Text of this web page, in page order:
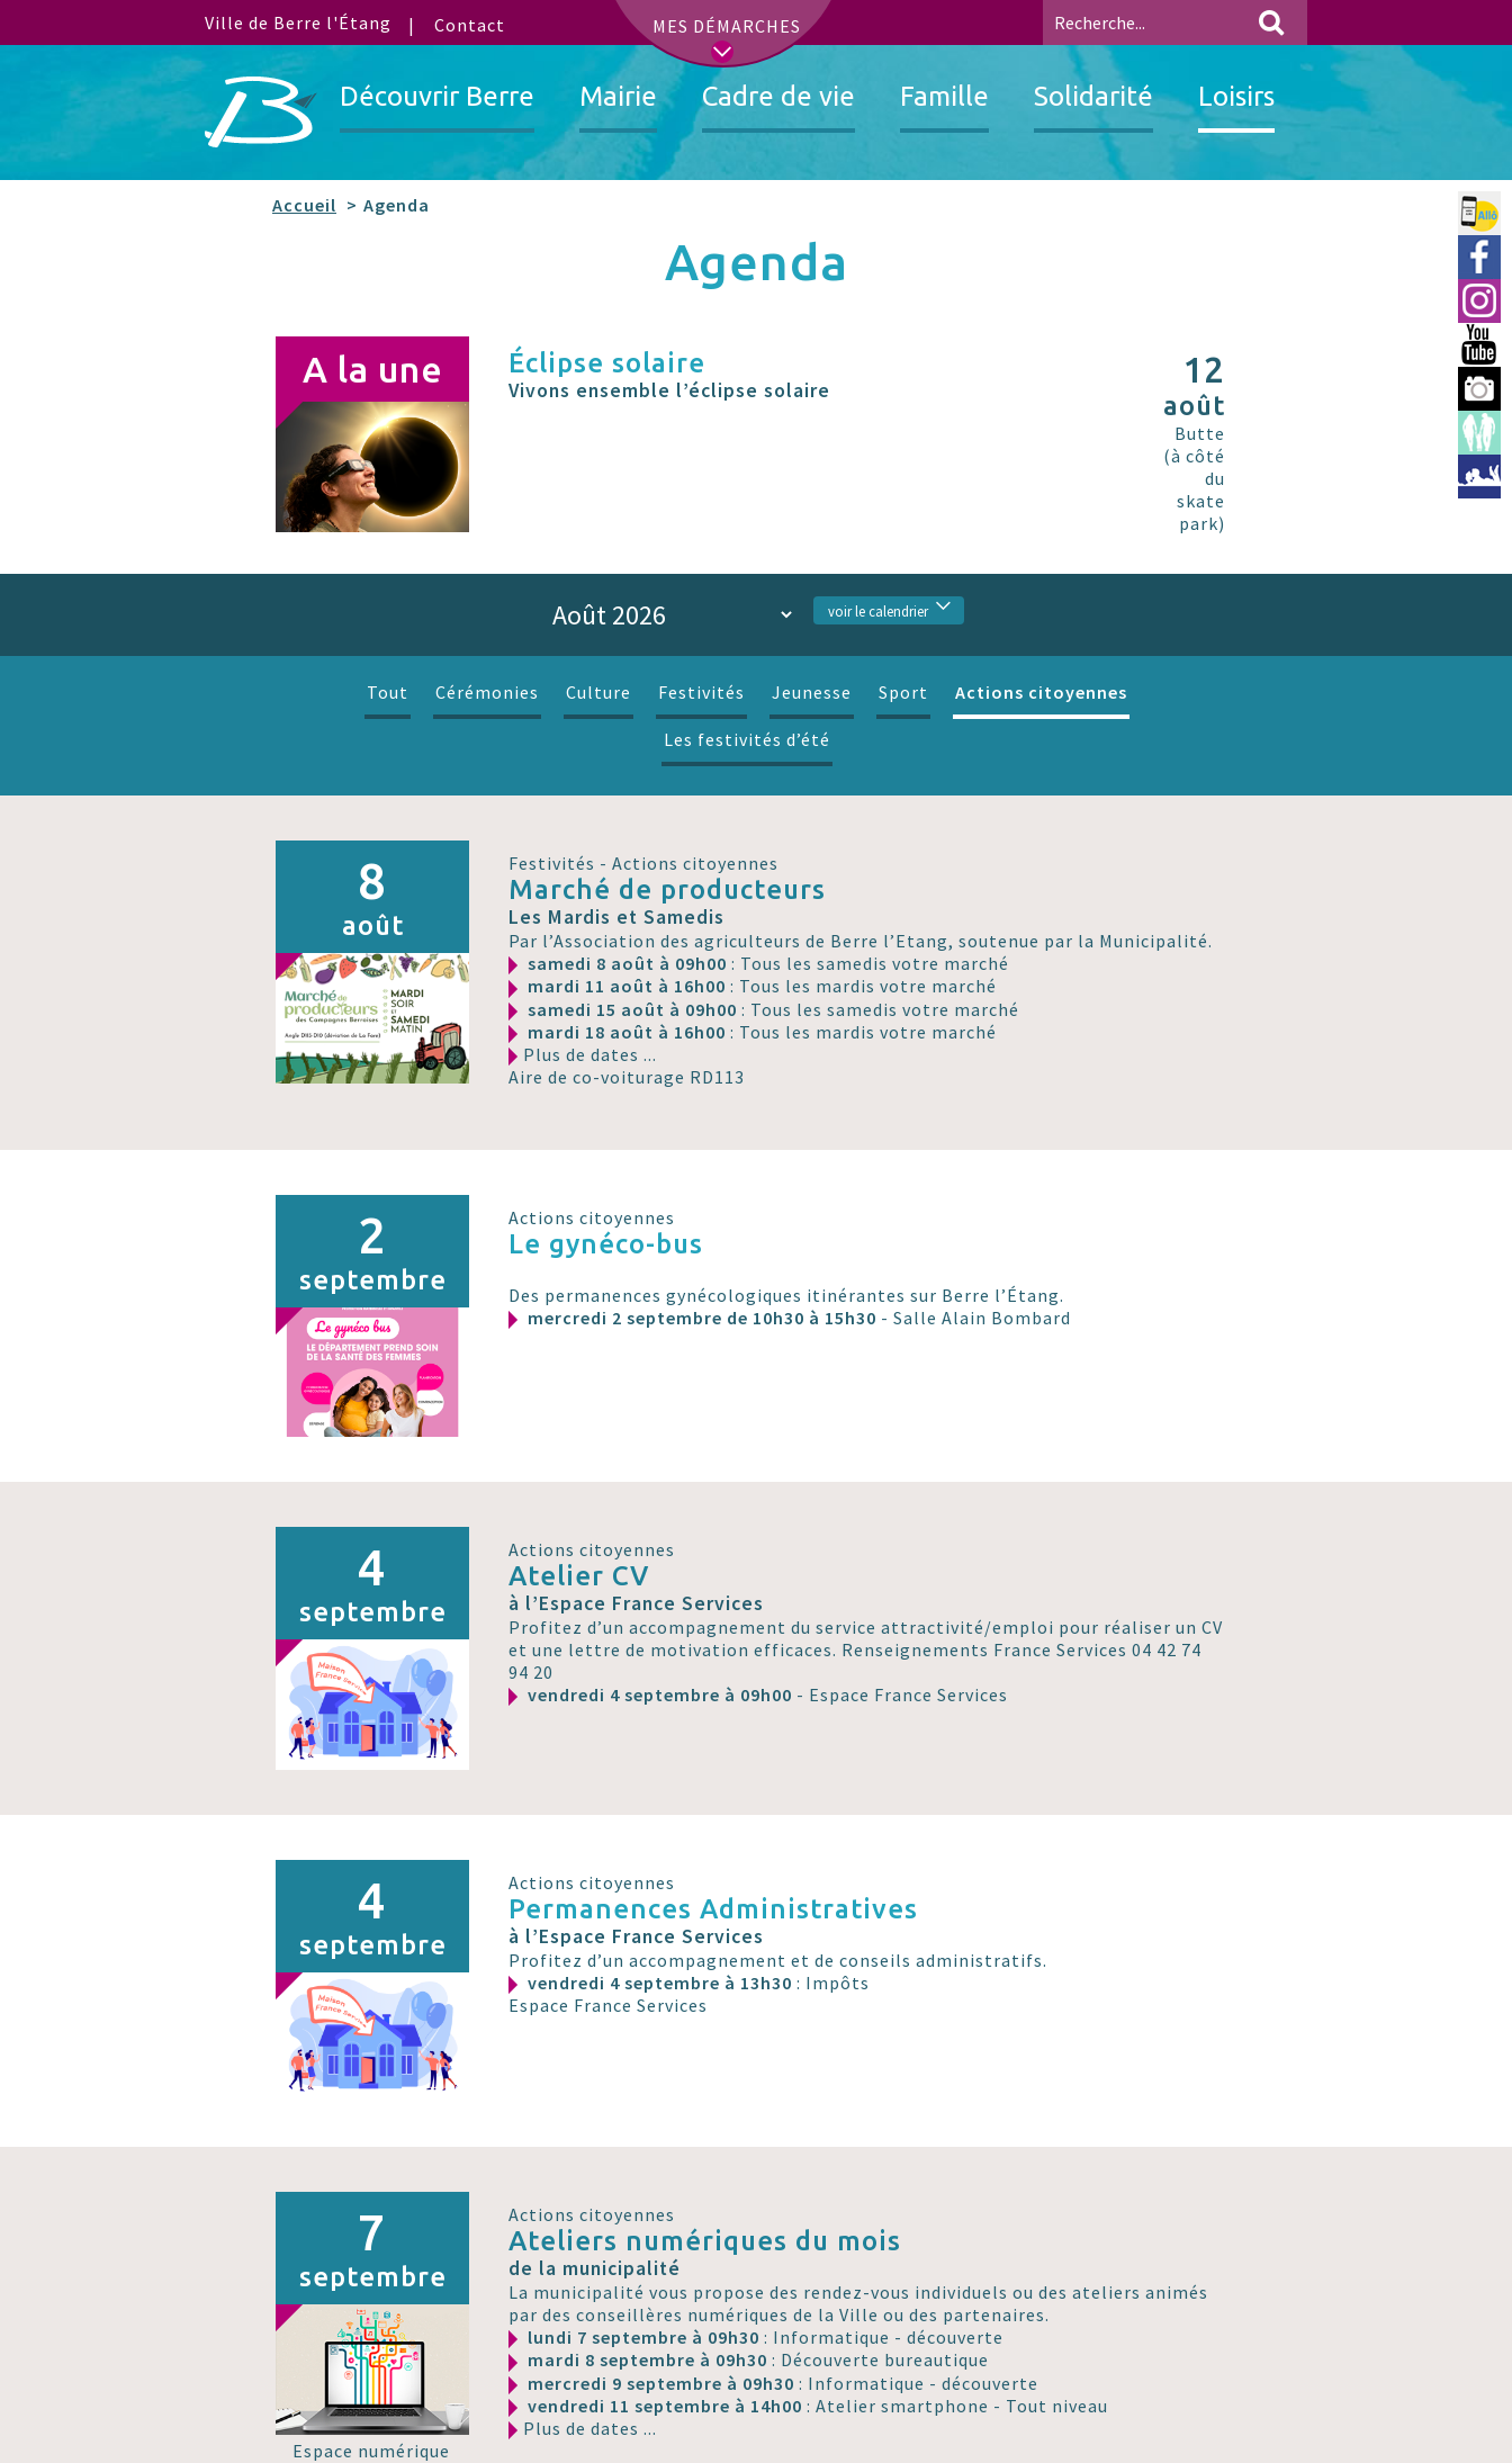
Ville de Berre l'Étang MES DÉMARCHES
Contact
Découvrir Berre Mairie Cadre de vie Famille Solidarité Loisirs
Allo
Ville
You
Accueil Agenda
Agenda
A la une Éclipse solaire
Vivons ensemble l’éclipse solaire
12
août
Butte
(à côté
du
skate
park)
voir le calendrier
Tout Cérémonies Culture Festivités Jeunesse Sport Actions citoyennes
Les festivités d’été
8
août
Festivités - Actions citoyennes
Marché de producteurs
Les Mardis et Samedis
Par l’Association des agriculteurs de Berre l’Etang, soutenue par la Municipalité.
samedi 8 août à 09h00: Tous les samedis votre marché
mardi 11 août à 16h00: Tous les mardis votre marché
samedi 15 août à 09h00: Tous les samedis votre marché
mardi 18 août à 16h00: Tous les mardis votre marché
Plus de dates ...
Aire de co-voiturage RD113
2
septembre
Actions citoyennes
Le gynéco-bus
Des permanences gynécologiques itinérantes sur Berre l’Étang.
mercredi 2 septembre de 10h30 à 15h30 - Salle Alain Bombard
4
septembre
Actions citoyennes
Atelier CV
à l’Espace France Services
Profitez d’un accompagnement du service attractivité/emploi pour réaliser un CV
et une lettre de motivation efficaces. Renseignements France Services 04 42 74
94 20
vendredi 4 septembre à 09h00 - Espace France Services
4
septembre
Actions citoyennes
Permanences Administratives
à l’Espace France Services
Profitez d’un accompagnement et de conseils administratifs.
vendredi 4 septembre à 13h30: Impôts
Espace France Services
7
septembre
Actions citoyennes
Ateliers numériques du mois
de la municipalité
La municipalité vous propose des rendez-vous individuels ou des ateliers animés
par des conseillères numériques de la Ville ou des partenaires.
lundi 7 septembre à 09h30: Informatique - découverte
mardi 8 septembre à 09h30: Découverte bureautique
mercredi 9 septembre à 09h30: Informatique - découverte
vendredi 11 septembre à 14h00: Atelier smartphone - Tout niveau
Plus de dates ...
Espace numérique